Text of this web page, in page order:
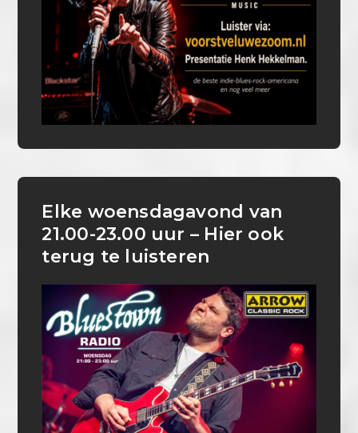
Elke woensdagavond van
21.00-23.00 uur – Hier ook
terug te luisteren